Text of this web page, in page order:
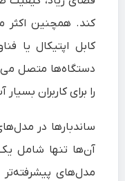
کابل اپتیکال یا
دستگاه‌ها متصل
را برای کاربران
ساندبارها در
آن‌ها تنها شامل
مدل‌های